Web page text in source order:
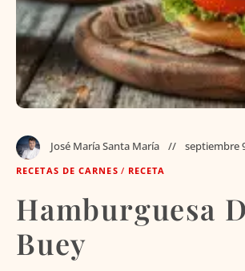
José María Santa María septiembre
RECETAS DE CARNES / RECETA
Hamburguesa
Buey